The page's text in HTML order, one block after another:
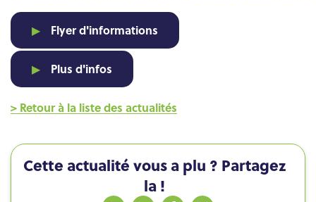
▶ Flyer d'informations
▶ Plus d'infos
> Retour à la liste des actualités
Cette actualité vous a plu ? Partagez
la !